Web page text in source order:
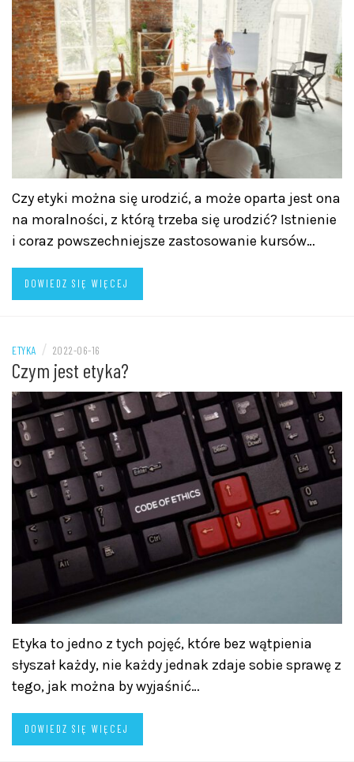
Czy etyki można się urodzić, a może oparta jest ona
na moralności, z którą trzeba się urodzić? Istnienie
i coraz powszechniejsze zastosowanie kursów…
DOWIEDZ SIĘ WIĘCEJ
ETYKA / 2022-06-16
Czym jest etyka?
Etyka to jedno z tych pojęć, które bez wątpienia
słyszał każdy, nie każdy jednak zdaje sobie sprawę z
tego, jak można by wyjaśnić…
DOWIEDZ SIĘ WIĘCEJ